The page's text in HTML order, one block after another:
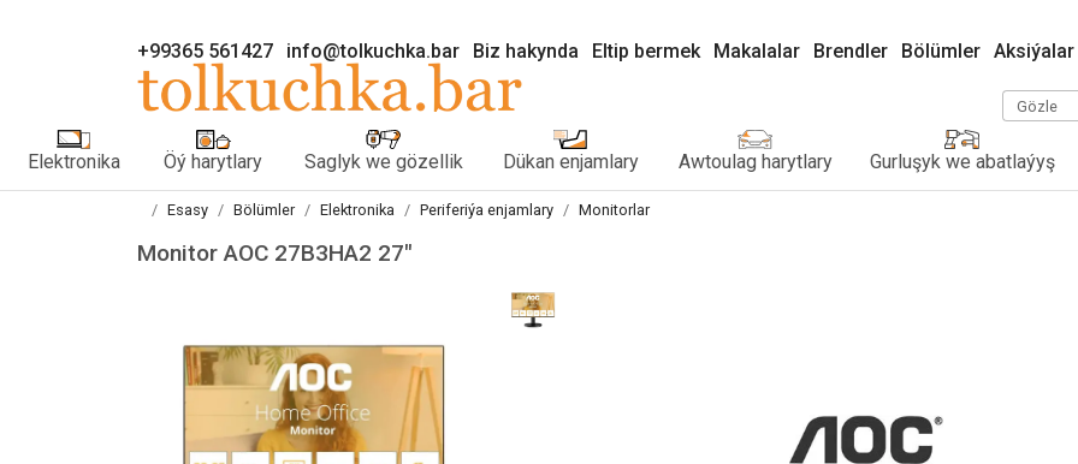
+99365 561427 info@tolkuchka.bar Biz hakynda Eltip bermek Makalalar Brendler Bölümler Aksiýalar
Gözle
Elektronika Öý harytlary Saglyk we gözellik Dükan enjamlary Awtoulag harytlary Gurluşyk we abatlaýyş
Esasy Bölümler Elektronika Periferiýa enjamlary Monitorlar
Monitor AOC 27B3HA2 27"